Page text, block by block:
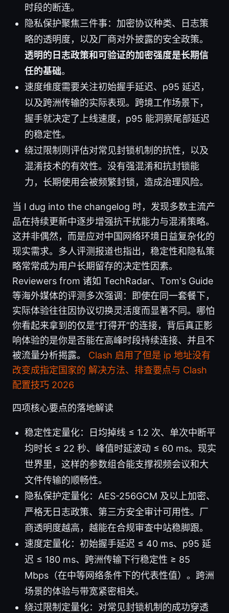
时段的断连。
隐私保护聚焦三件事：加密协议种类、日志策
略的透明度，以及厂商对外披露的安全政策。
透明的日志政策和可验证的加密强度是长期信
任的基础。
速度维度需要关注初始握手延迟、p95 延迟，
以及跨洲传输的实际表现。跨境工作场景下，
握手就决定了上线速度，p95 能洞察尾部延迟
的稳定性。
绕过限制则评估对常见封锁机制的抗性，以及
混淆技术的有效性。没有强混淆和抗封锁能
力，长期使用会被频繁封锁，造成治理风险。
当 I dug into the changelog 时，发现多数主流产
品在持续更新中逐步增强抗干扰能力与混淆策略。
这并非偶然，而是应对中国网络环境日益复杂化的
现实需求。多人评测报道也指出，稳定性和隐私策
略常常成为用户长期留存的决定性因素。
Reviewers from 诸如 TechRadar、Tom's Guide
等海外媒体的评测多次强调：即使在同一套餐下，
实际体验往往因协议切换灵活度而显著不同。哪怕
你看起来拿到的仅是“打得开”的连接，背后真正影
响体验的是你是否能在高峰时段持续连接、并且不
被流量分析揭露。 Clash 启用了但是 ip 地址没有
改变成指定国家的 解决方法、排查要点与 Clash
配置技巧 2026
四项核心要点的落地解读
稳定性定量化：日均掉线 ≤ 1.2 次、单次中断平
均时长 ≤ 22 秒、峰值时延波动 ≤ 60 ms。现实
世界里，这样的参数组合能支撑视频会议和大
文件传输的顺畅性。
隐私保护定量化：AES-256GCM 及以上加密、
严格无日志政策、第三方安全审计可用性。厂
商透明度越高，越能在合规审查中站稳脚跟。
速度定量化：初始握手延迟 ≤ 40 ms、p95 延
迟 ≤ 180 ms、跨洲传输下行稳定性 ≥ 85
Mbps（在中等网络条件下的代表性值）。跨洲
场景的体验与带宽紧密相关。
绕过限制定量化：对常见封锁机制的成功穿透